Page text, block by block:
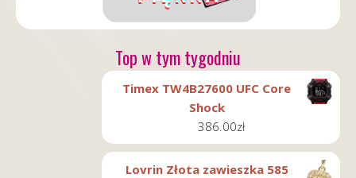
Top w tym tygodniu
Timex TW4B27600 UFC Core
Shock
386.00zł
Lovrin Złota zawieszka 585